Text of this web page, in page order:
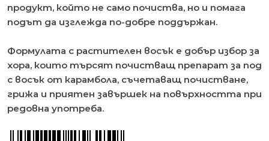
продукт, който не само почиства, но и помага
подът да изглежда по-добре поддържан.
Формулата с растителен восък е добър избор за
хора, които търсят почистващ препарат за под
с восък от карамбола, съчетаващ почистване,
грижа и приятен завършек на повърхността при
редовна употреба.